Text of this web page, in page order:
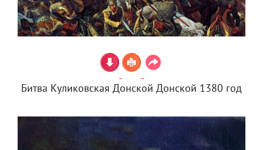
Битва Куликовская Донской Донской 1380 год